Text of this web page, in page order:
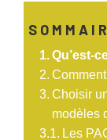
Qu’est-
Choisir
modèles
Les